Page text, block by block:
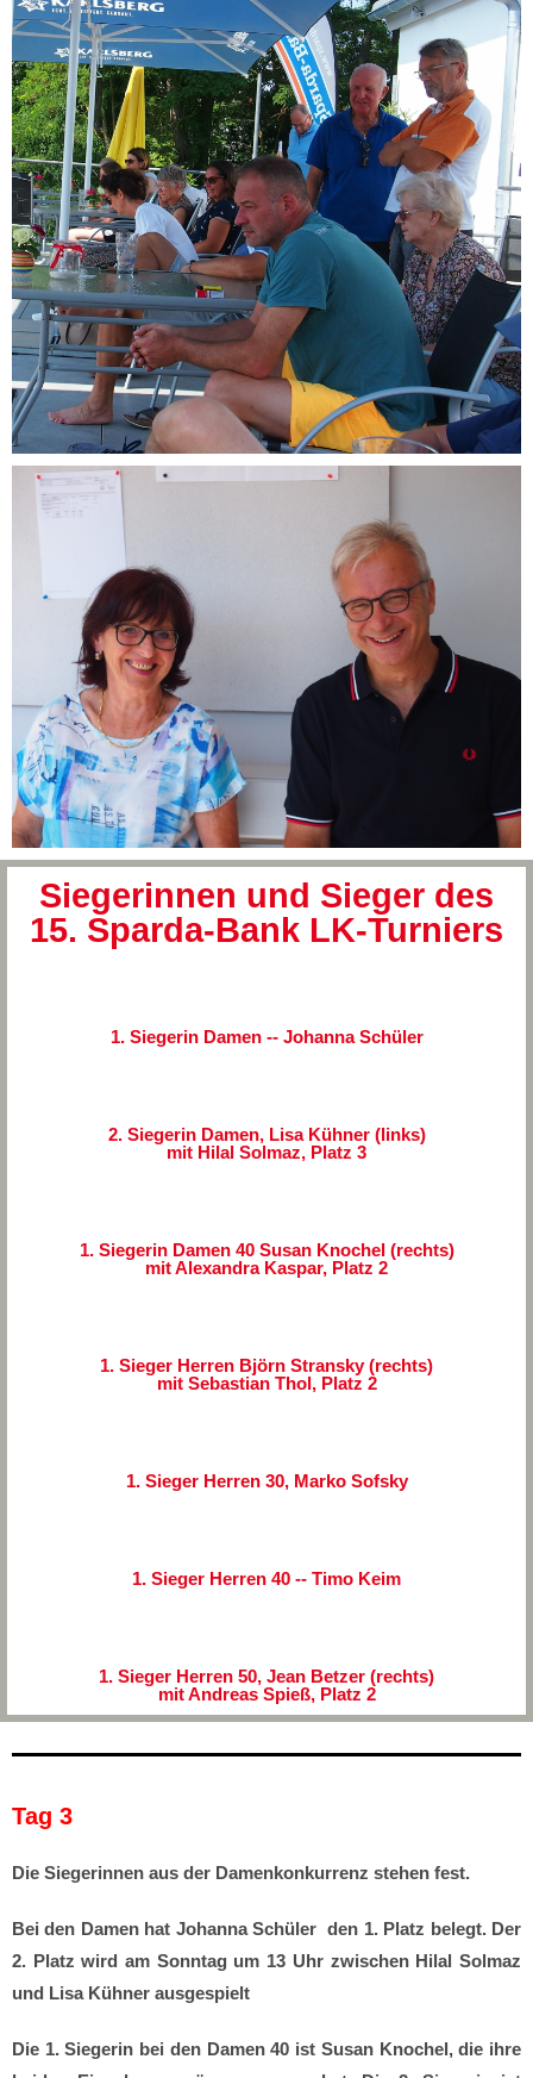
Siegerinnen und Sieger des
15. Sparda-Bank LK-Turniers
1. Siegerin Damen -- Johanna Schüler
2. Siegerin Damen, Lisa Kühner (links)
mit Hilal Solmaz, Platz 3
1. Siegerin Damen 40 Susan Knochel (rechts)
mit Alexandra Kaspar, Platz 2
1. Sieger Herren Björn Stransky (rechts)
mit Sebastian Thol, Platz 2
1. Sieger Herren 30, Marko Sofsky
1. Sieger Herren 40 -- Timo Keim
1. Sieger Herren 50, Jean Betzer (rechts)
mit Andreas Spieß, Platz 2
Tag 3
Die Siegerinnen aus der Damenkonkurrenz stehen fest.
Bei den Damen hat Johanna Schüler den 1. Platz belegt. Der
2. Platz wird am Sonntag um 13 Uhr zwischen Hilal Solmaz
und Lisa Kühner ausgespielt
Die 1. Siegerin bei den Damen 40 ist Susan Knochel, die ihre